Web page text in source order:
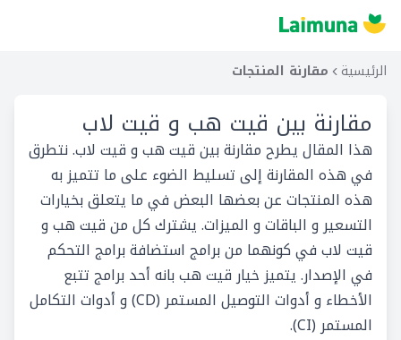
الرئيسية مقارنة المنتجات
مقارنة بين قيت هب و قيت لاب
هذا المقال يطرح مقارنة بين قيت هب و قيت لاب. نتطرق
في هذه المقارنة إلى تسليط الضوء على ما تتميز به
هذه المنتجات عن بعضها البعض في ما يتعلق بخيارات
التسعير و الباقات و الميزات. يشترك كل من قيت هب و
قيت لاب في كونهما من برامج استضافة برامج التحكم
في الإصدار. يتميز خيار قيت هب بانه أحد برامج تتبع
الأخطاء و أدوات التوصيل المستمر (CD) و أدوات التكامل
المستمر (CI).